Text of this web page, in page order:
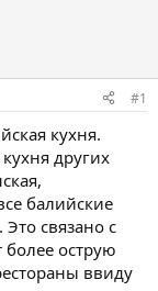
#1
кухня.
других
балийские
связано с
острую
ввиду